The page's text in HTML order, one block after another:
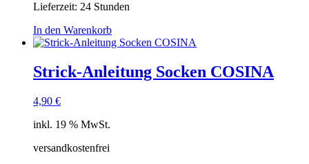
Lieferzeit: 24 Stunden
In den Warenkorb
Strick-Anleitung Socken COSINA
4,90 €
inkl. 19 % MwSt.
versandkostenfrei